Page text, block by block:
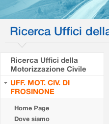
Ricerca Uffici
Ricerca Uffici della
Motorizzazione Civile
UFF. MOT. CIV. DI
FROSINONE
Home Page
Dove siamo